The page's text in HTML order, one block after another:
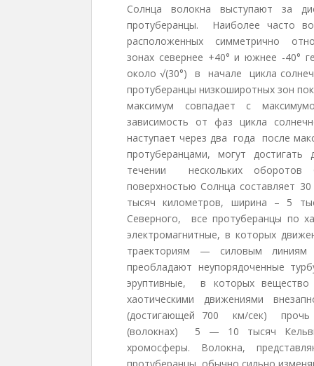
Солнца волокна выступают за
протуберанцы. Наиболее часто
расположенных симметрично
зонах севернее +40° и южнее -40°
около √(30°) в начале цикла
протуберанцы низкоширотных зон
максимум совпадает с
зависимость от фаз цикла
наступает через два года после
протуберанцами, могут
течении нескольких оборотов
поверхностью Солнца составляет
тысяч километров, ширина – 5
Северного, все протуберанцы по
электромагнитные, в которых
траекториям — силовым
преобладают неупорядоченные
эруптивные, в которых вещество
хаотическими движениями
(достигающей 700 км/сек)
(волокнах) 5 — 10 тысяч
хромосферы. Волокна,